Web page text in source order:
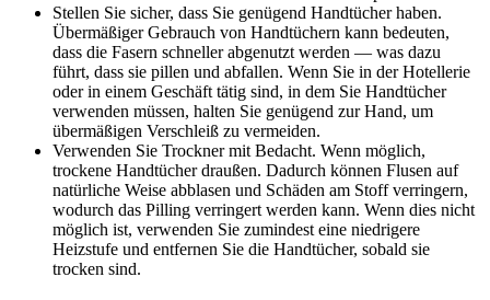
Stellen Sie sicher, dass Sie genügend Handtücher haben.
Übermäßiger Gebrauch von Handtüchern kann bedeuten,
dass die Fasern schneller abgenutzt werden — was dazu
führt, dass sie pillen und abfallen. Wenn Sie in der Hotellerie
oder in einem Geschäft tätig sind, in dem Sie Handtücher
verwenden müssen, halten Sie genügend zur Hand, um
übermäßigen Verschleiß zu vermeiden.
Verwenden Sie Trockner mit Bedacht. Wenn möglich,
trockene Handtücher draußen. Dadurch können Flusen auf
natürliche Weise abblasen und Schäden am Stoff verringern,
wodurch das Pilling verringert werden kann. Wenn dies nicht
möglich ist, verwenden Sie zumindest eine niedrigere
Heizstufe und entfernen Sie die Handtücher, sobald sie
trocken sind.